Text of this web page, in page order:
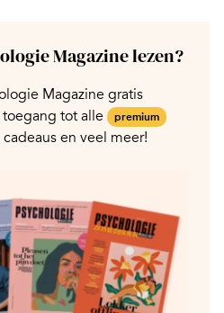
Magazine lezen?
Magazine gratis
tot alle
premium
en veel meer!